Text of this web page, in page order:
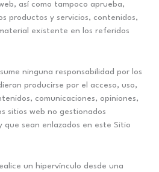
así como tampoco aprueba,
productos y servicios, contenidos,
existente en los referidos
ninguna responsabilidad por los
producirse por el acceso, uso,
comunicaciones, opiniones,
sitios web no gestionados
que sean enlazados en este Sitio
un hipervínculo desde una